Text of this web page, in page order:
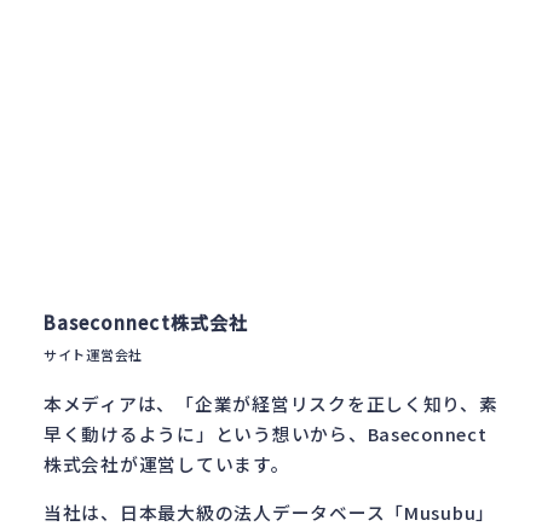
Baseconnect株式会社
サイト運営会社
本メディアは、「企業が経営リスクを正しく知り、素
早く動けるように」という想いから、Baseconnect
株式会社が運営しています。
当社は、日本最大級の法人データベース「Musubu」